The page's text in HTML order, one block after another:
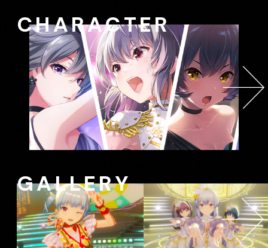
CHARACTER
GALLERY